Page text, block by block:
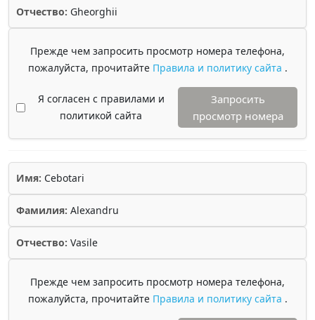
Отчество: Gheorghii
Прежде чем запросить просмотр номера телефона,
пожалуйста, прочитайте Правила и политику сайта .
Я согласен с правилами и
политикой сайта
Запросить
просмотр номера
Имя: Cebotari
Фамилия: Alexandru
Отчество: Vasile
Прежде чем запросить просмотр номера телефона,
пожалуйста, прочитайте Правила и политику сайта .